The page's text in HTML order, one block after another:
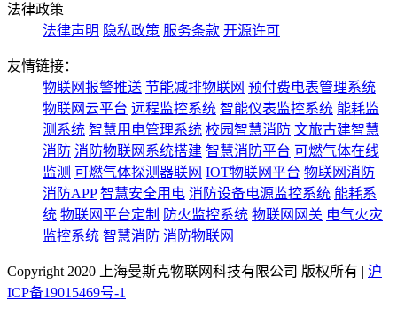
法律政策
法律声明 隐私政策 服务条款 开源许可
友情链接：
物联网报警推送 节能减排物联网 预付费电表管理系统
物联网云平台 远程监控系统 智能仪表监控系统 能耗监
测系统 智慧用电管理系统 校园智慧消防 文旅古建智慧
消防 消防物联网系统搭建 智慧消防平台 可燃气体在线
监测 可燃气体探测器联网 IOT物联网平台 物联网消防
消防APP 智慧安全用电 消防设备电源监控系统 能耗系
统 物联网平台定制 防火监控系统 物联网网关 电气火灾
监控系统 智慧消防 消防物联网
Copyright 2020 上海曼斯克物联网科技有限公司 版权所有 | 沪
ICP备19015469号-1